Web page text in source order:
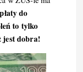
do
to tylko
jest dobra!